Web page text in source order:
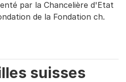
par la Chancelière d'Etat
de la Fondation ch.
suisses